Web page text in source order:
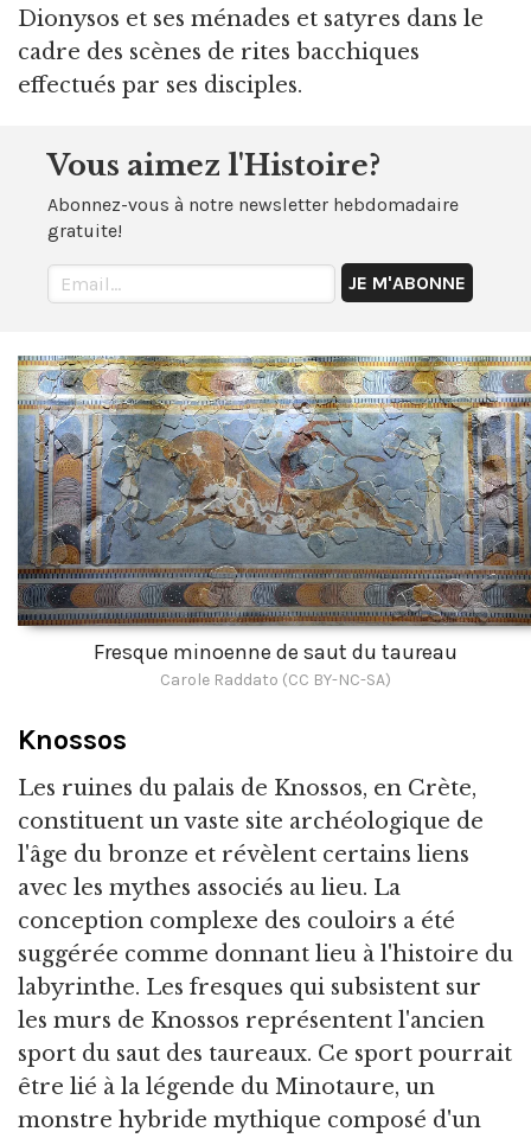
Dionysos et ses ménades et satyres dans le
cadre des scènes de rites bacchiques
effectués par ses disciples.
Vous aimez l'Histoire?
Abonnez-vous à notre newsletter hebdomadaire
gratuite!
Fresque minoenne de saut du taureau
Carole Raddato (CC BY-NC-SA)
Knossos
Les ruines du palais de Knossos, en Crète,
constituent un vaste site archéologique de
l'âge du bronze et révèlent certains liens
avec les mythes associés au lieu. La
conception complexe des couloirs a été
suggérée comme donnant lieu à l'histoire du
labyrinthe. Les fresques qui subsistent sur
les murs de Knossos représentent l'ancien
sport du saut des taureaux. Ce sport pourrait
être lié à la légende du Minotaure, un
monstre hybride mythique composé d'un